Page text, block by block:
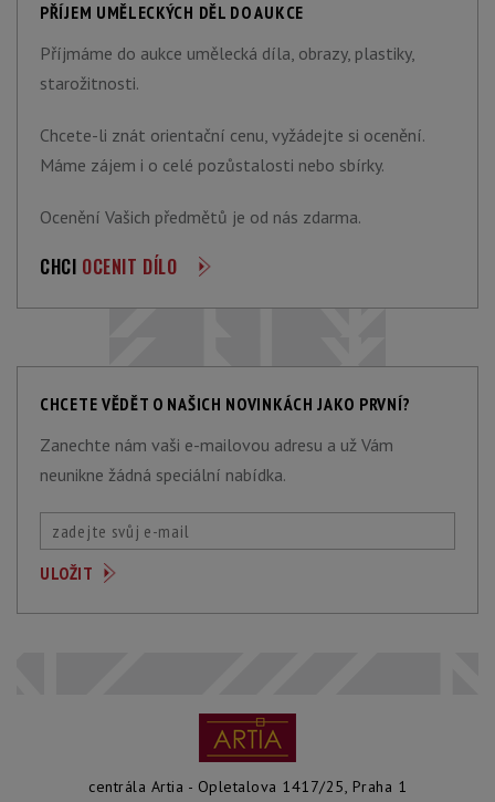
PŘÍJEM UMĚLECKÝCH DĚL DO AUKCE
Příjmáme do aukce umělecká díla, obrazy, plastiky,
starožitnosti.
Chcete-li znát orientační cenu, vyžádejte si ocenění.
Máme zájem i o celé pozůstalosti nebo sbírky.
Ocenění Vašich předmětů je od nás zdarma.
CHCI OCENIT DÍLO
CHCETE VĚDĚT O NAŠICH NOVINKÁCH JAKO PRVNÍ?
Zanechte nám vaši e-mailovou adresu a už Vám
neunikne žádná speciální nabídka.
centrála Artia - Opletalova 1417/25, Praha 1